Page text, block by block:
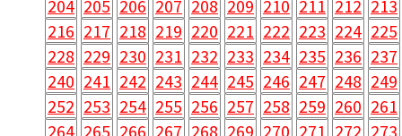
204 205 206 207 208 209 210 211 212 213
216 217 218 219 220 221 222 223 224 225
228 229 230 231 232 233 234 235 236 237
240 241 242 243 244 245 246 247 248 249
252 253 254 255 256 257 258 259 260 261
264 265 266 267 268 269 270 271 272 273